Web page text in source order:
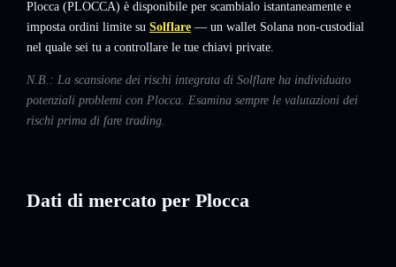
Plocca (PLOCCA) è disponibile per scambialo istantaneamente e
imposta ordini limite su Solflare — un wallet Solana non-custodial
nel quale sei tu a controllare le tue chiavi private.
N.B.: La scansione dei rischi integrata di Solflare ha individuato
potenziali problemi con Plocca. Esamina sempre le valutazioni dei
rischi prima di fare trading.
Dati di mercato per Plocca